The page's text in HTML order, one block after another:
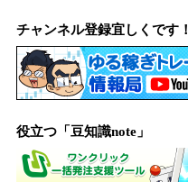
チャンネル登録宜しくです！
役立つ「豆知識note」